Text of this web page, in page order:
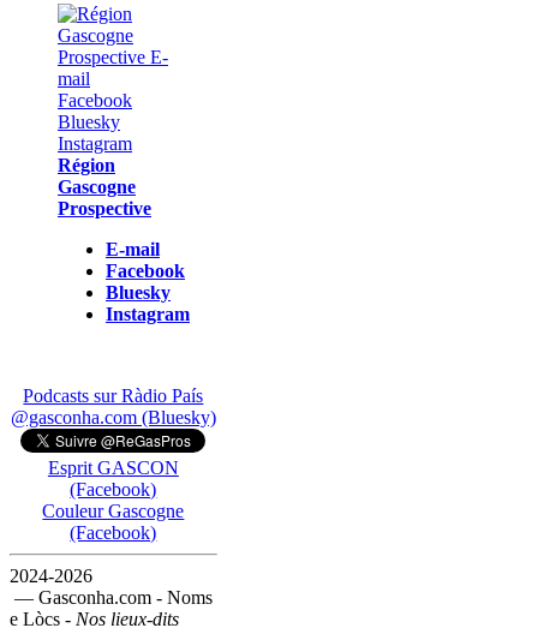
Région
Gascogne
Prospective
E-mail
Facebook
Bluesky
Instagram
Podcasts sur Ràdio País
@gasconha.com (Bluesky)
Esprit GASCON
(Facebook)
Couleur Gascogne
(Facebook)
2024-2026
— Gasconha.com - Noms
e Lòcs - Nos lieux-dits